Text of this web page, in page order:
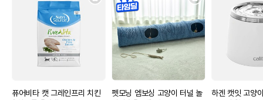
퓨어비타 캣 그레인프리 치킨
펫모닝 엠보싱 고양이 터널 놀
하겐 캣잇 고양